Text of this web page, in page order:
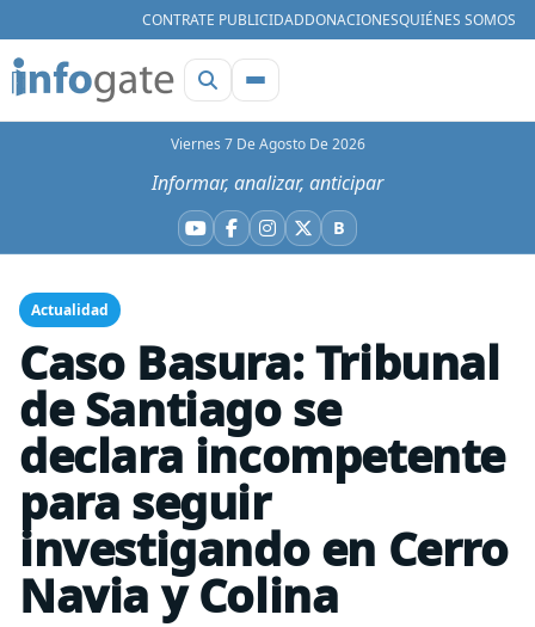
CONTRATE PUBLICIDADDONACIONESQUIÉNES SOMOS
Viernes 7 De Agosto De 2026
Informar, analizar, anticipar
YouTube
Facebook
Instagram
X BBluesky
Actualidad
Caso Basura: Tribunal
de Santiago se
declara incompetente
para seguir
investigando en Cerro
Navia y Colina